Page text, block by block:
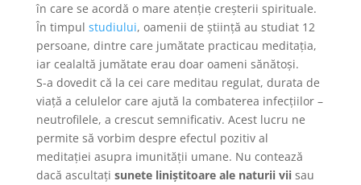
în care se acordă o mare atenție creșterii spirituale.
În timpul studiului, oamenii de știință au studiat 12
persoane, dintre care jumătate practicau meditația,
iar cealaltă jumătate erau doar oameni sănătoși.
S-a dovedit că la cei care meditau regulat, durata de
viață a celulelor care ajută la combaterea infecțiilor –
neutrofilele, a crescut semnificativ. Acest lucru ne
permite să vorbim despre efectul pozitiv al
meditației asupra imunității umane. Nu contează
dacă ascultați sunete liniștitoare ale naturii viisau